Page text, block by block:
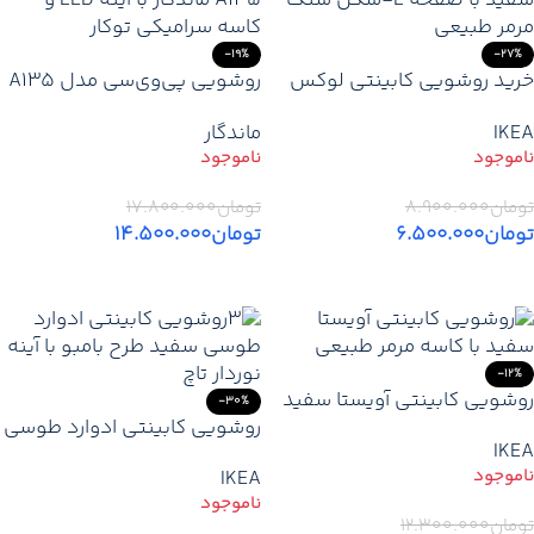
-27%
خرید روشویی کابینتی لوکس
ال‌شکل سنگ مرمر با کاسه گرد
IKEA
تومان۸.۹۰۰.۰۰۰
تومان۶.۵۰۰.۰۰۰
-19%
روشویی پی‌وی‌سی مدل A135
نور‌دار
ماندگار
تومان۱۷.۸۰۰.۰۰۰
تومان۱۴.۵۰۰.۰۰۰
-12%
روشویی کابینتی آویستا سفید
کاسه سنگ مرمر
IKEA
تومان۱۲.۳۰۰.۰۰۰
-30%
روشویی کابینتی ادوارد طوسی
IKEA